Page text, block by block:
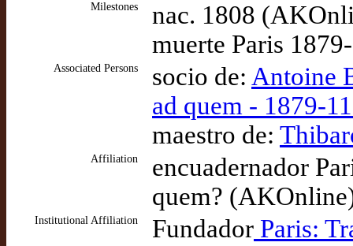
Milestones
nac. 1808
muerte Paris
Associated Persons socio de: Antoine
ad quem - 1879-
maestro de:
Affiliation
encuadernador
quem?
Institutional Affiliation Fundador Paris: